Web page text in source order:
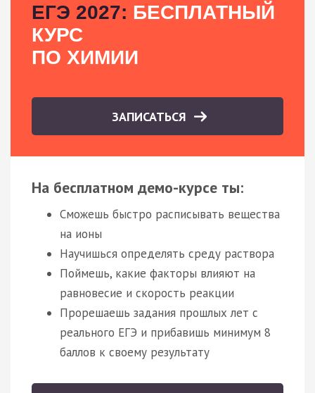
ЕГЭ 2027: БЕСПЛАТНЫЙ
КУРС
ПО ХИМИИ
ЗАПИСАТЬСЯ
На бесплатном демо-курсе ты:
Сможешь быстро расписывать вещества
на ионы
Научишься определять среду раствора
Поймешь, какие факторы влияют на
равновесие и скорость реакции
Прорешаешь задания прошлых лет с
реального ЕГЭ и прибавишь минимум 8
баллов к своему результату